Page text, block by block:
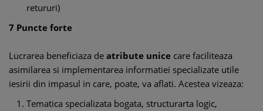
retururi)
7 Puncte forte
Lucrarea beneficiaza de atribute unice care faciliteaza
asimilarea si implementarea informatiei specializate utile
iesirii din impasul in care, poate, va aflati. Acestea vizeaza:
Tematica specializata bogata, structurarta logic,